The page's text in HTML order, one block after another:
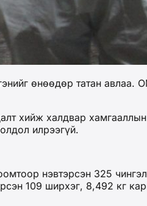
өнөөдөр татан авлаа.
хийж халдвар
илрээгүй.
нэвтэрсэн 325
109 ширхэг, 8,492 кг